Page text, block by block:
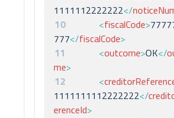
1111112222222</
10
<fiscalCode>
777</fiscalCode>
11
<outcome>OK</
me>
12
<
1111111112222222</
erenceId>